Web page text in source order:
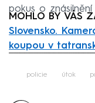
pokus o
MOHLO BY VÁS
Slovensko.
koupou v
policie útok